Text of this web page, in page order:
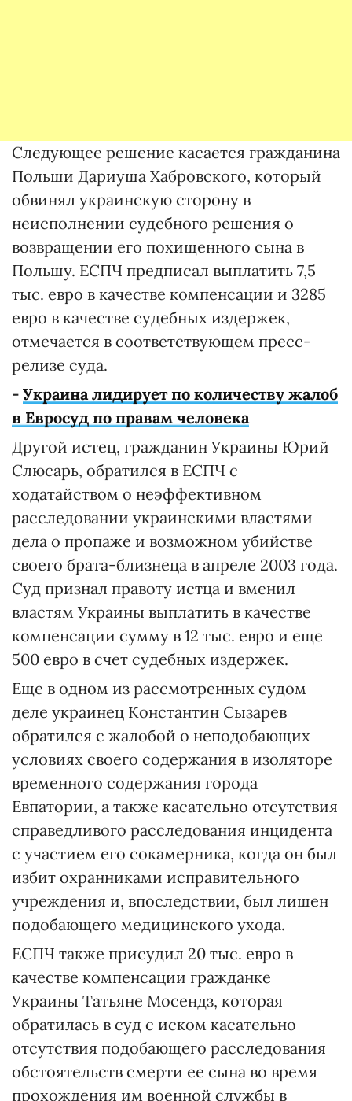
Следующее решение касается гражданина
Польши Дариуша Хабровского, который
обвинял украинскую сторону в
неисполнении судебного решения о
возвращении его похищенного сына в
Польшу. ЕСПЧ предписал выплатить 7,5
тыс. евро в качестве компенсации и 3285
евро в качестве судебных издержек,
отмечается в соответствующем пресс-
релизе суда.
- Украина лидирует по количеству жалоб
в Евросуд по правам человека
Другой истец, гражданин Украины Юрий
Слюсарь, обратился в ЕСПЧ с
ходатайством о неэффективном
расследовании украинскими властями
дела о пропаже и возможном убийстве
своего брата-близнеца в апреле 2003 года.
Суд признал правоту истца и вменил
властям Украины выплатить в качестве
компенсации сумму в 12 тыс. евро и еще
500 евро в счет судебных издержек.
Еще в одном из рассмотренных судом
деле украинец Константин Сызарев
обратился с жалобой о неподобающих
условиях своего содержания в изоляторе
временного содержания города
Евпатории, а также касательно отсутствия
справедливого расследования инцидента
с участием его сокамерника, когда он был
избит охранниками исправительного
учреждения и, впоследствии, был лишен
подобающего медицинского ухода.
ЕСПЧ также присудил 20 тыс. евро в
качестве компенсации гражданке
Украины Татьяне Мосендз, которая
обратилась в суд с иском касательно
отсутствия подобающего расследования
обстоятельств смерти ее сына во время
прохождения им военной службы в